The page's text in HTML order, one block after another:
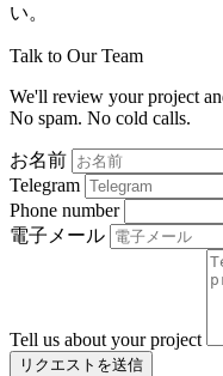
い。
Talk to Our Team
We'll review your project
No spam. No cold calls.
お名前
Telegram
Phone number
電子メール
Tell us about your project
リクエストを送信